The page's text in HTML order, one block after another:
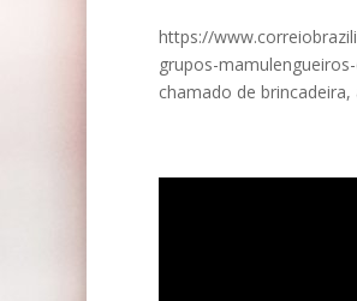
https://
grupos-
chamado de brincadeira,